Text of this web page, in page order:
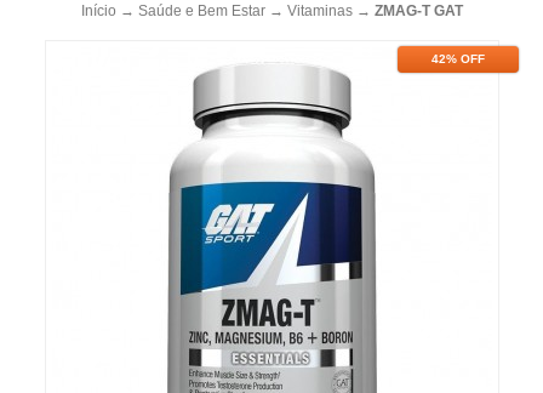
Início → Saúde e Bem Estar → Vitaminas → ZMAG-T GAT
42% OFF